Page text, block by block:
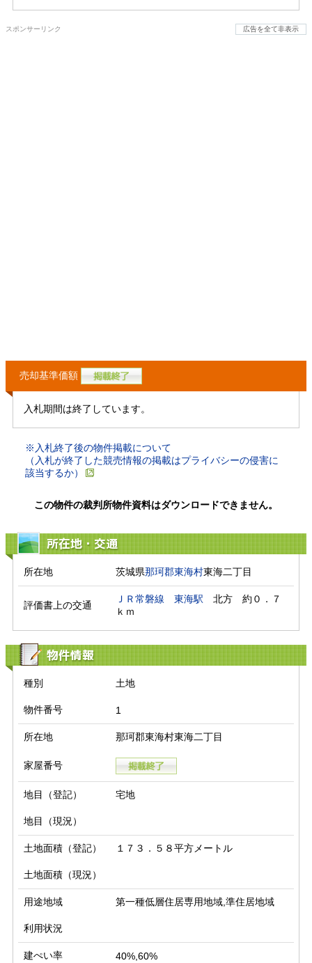
スポンサーリンク 広告を全て非表示
売却基準価額
入札期間は終了しています。
※入札終了後の物件掲載について
（入札が終了した競売情報の掲載はプライバシーの侵害に
該当するか）
この物件の裁判所物件資料はダウンロードできません。
所在地・交通
所在地 茨城県那珂郡東海村東海二丁目
評価書上の交通
ＪＲ常磐線 東海駅 北方　約０．７
ｋｍ
物件情報
種別 土地
物件番号 1
所在地 那珂郡東海村東海二丁目
家屋番号
地目（登記） 宅地
地目（現況）
土地面積（登記） １７３．５８平方メートル
土地面積（現況）
用途地域 第一種低層住居専用地域,準住居地域
利用状況
建ぺい率 40%,60%